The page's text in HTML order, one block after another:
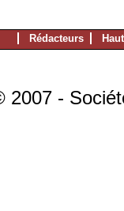
Rédacteurs
2007 -